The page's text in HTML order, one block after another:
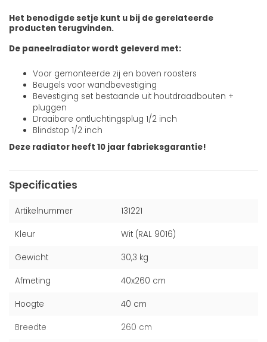
Het benodigde setje kunt u bij de gerelateerde
producten terugvinden.
De paneelradiator wordt geleverd met:
Voor gemonteerde zij en boven roosters
Beugels voor wandbevestiging
Bevestiging set bestaande uit houtdraadbouten +
pluggen
Draaibare ontluchtingsplug 1/2 inch
Blindstop 1/2 inch
Deze radiator heeft 10 jaar fabrieksgarantie!
Specificaties
Artikelnummer 131221
Kleur Wit (RAL 9016)
Gewicht 30,3 kg
Afmeting 40x260 cm
Hoogte 40 cm
Breedte 260 cm